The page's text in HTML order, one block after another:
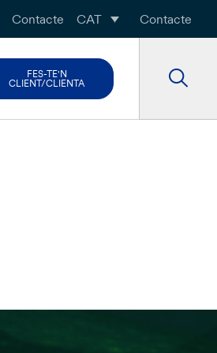
Contacte CAT Contacte
FES-TE'N
CLIENT/CLIENTA